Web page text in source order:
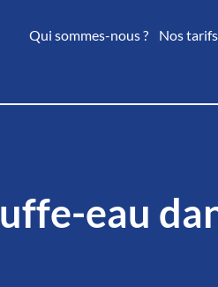
Qui sommes-nous ? Nos tarifs
eau